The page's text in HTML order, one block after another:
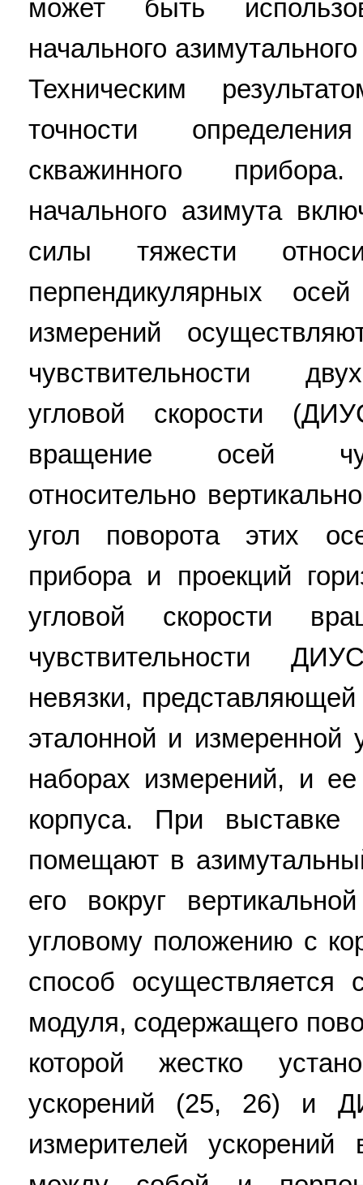
может быть
начального
Техническим
точности
скважинного
начального азимута
силы тяжести
перпендикулярных
измерений
чувствительности
угловой скорости
вращение осей
относительно
угол поворота этих
прибора и проекций
угловой скорости
чувствительности
невязки,
эталонной и измеренной
наборах измерений, и
корпуса. При
помещают в
его вокруг
угловому положению с
способ осуществляется
модуля, содержащего
которой жестко
ускорений (25, 26) и
измерителей ускорений